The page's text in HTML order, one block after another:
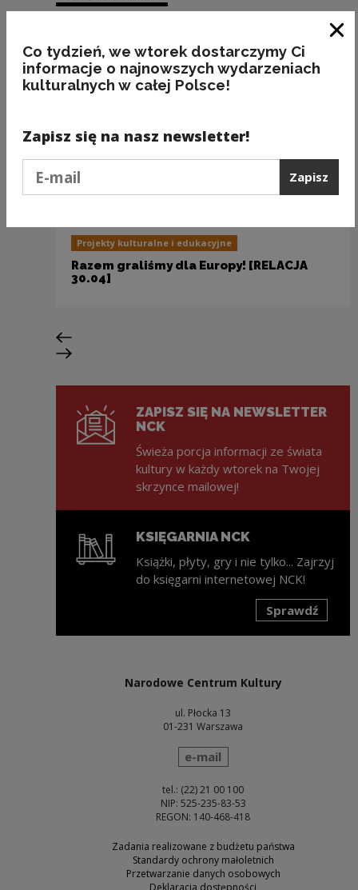
Projekty kulturalne i edukacyjne
Razem graliśmy dla Europy! [RELACJA
30.04]
Poprzedni slajd
Następny slajd
ZAPISZ SIĘ NA NEWSLETTER
NCK
Świeża porcja informacji ze świata
kultury w każdy wtorek na Twojej
skrzynce mailowej!
KSIĘGARNIA NCK
Książki, płyty, gry i nie tylko... Zajrzyj
do księgarni internetowej NCK!
Sprawdź
Narodowe Centrum Kultury
ul. Płocka 13
01-231 Warszawa
wyślij wiadomość
e-mail
tel.: (22) 21 00 100
NIP: 525-235-83-53
REGON: 140-468-418
Zadania realizowane z budżetu państwa
Standardy ochrony małoletnich
Przetwarzanie danych osobowych
Deklaracja dostępności
Co tydzień, we wtorek dostarczymy Ci
informacje o najnowszych wydarzeniach
kulturalnych w całej Polsce!
Zapisz się na nasz newsletter!
Zapisz